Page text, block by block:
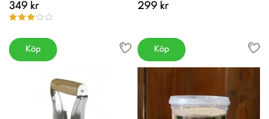
349 kr
Köp
299 kr
Köp